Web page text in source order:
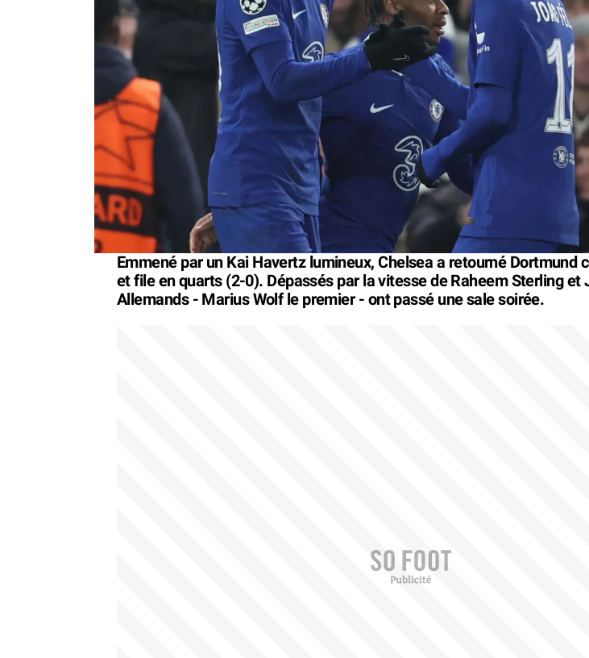
Emmené par un Kai Havertz lumineux, Chelsea a retourné Dortmund
et file en quarts (2-0). Dépassés par la vitesse de Raheem Sterling et
Allemands - Marius Wolf le premier - ont passé une sale soirée.